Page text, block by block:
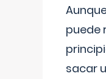
puede
sacar